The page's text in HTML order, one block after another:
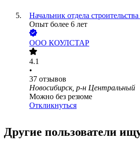
Начальник отдела
Опыт более 6 лет
ООО КОУЛСТАР
4.1
•
37 отзывов
Новосибирск, р-н Центральный
Можно без резюме
Откликнуться
Другие пользователи